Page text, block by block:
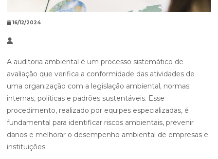
16/12/2024
A auditoria ambiental é um processo sistemático de
avaliação que verifica a conformidade das atividades de
uma organização com a legislação ambiental, normas
internas, políticas e padrões sustentáveis. Esse
procedimento, realizado por equipes especializadas, é
fundamental para identificar riscos ambientais, prevenir
danos e melhorar o desempenho ambiental de empresas e
instituições.